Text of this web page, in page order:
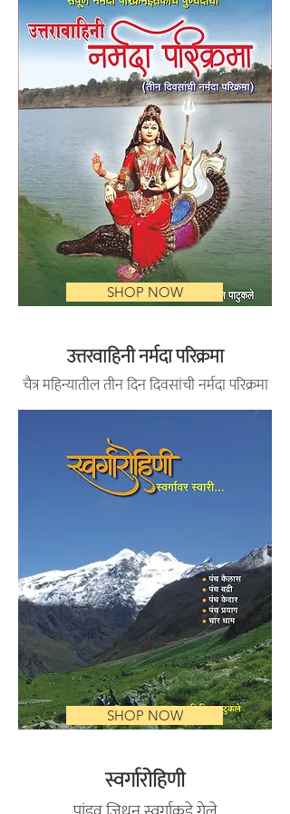
SHOP NOW
स्वर्गारोहिणी
SHOP NOW
उत्तरवाहिनी नर्मदा परिक्रमा
चैत्र महिन्यातील तीन दिन दिवसांची नर्मदा परिक्रमा